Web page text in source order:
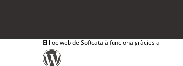
El lloc web de Softcatalà funciona gràcies a